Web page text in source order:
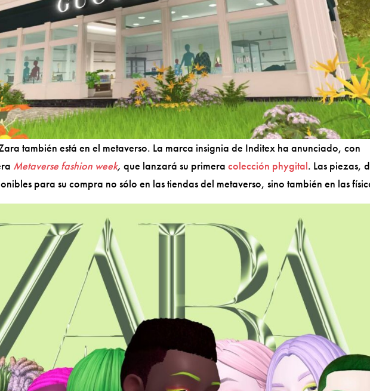
también está en el metaverso. La marca insignia de Inditex ha anunciado, con
Metaverse fashion week, que lanzará su primeracolección phygital. Las piezas,
para su compra no sólo en las tiendas del metaverso, sino también en las